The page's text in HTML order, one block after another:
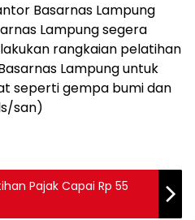
Basarnas Lampung
Lampung segera
rangkaian pelatihan
Lampung untuk
seperti gempa bumi dan
san)